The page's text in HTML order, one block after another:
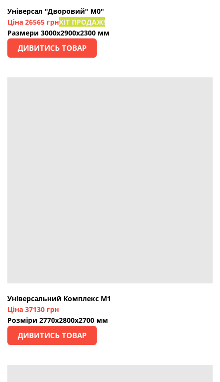
Універсал "Дворовий" М0"
Ціна 26565 грнХІТ ПРОДАЖ!
Размери 3000х2900х2300 мм
ДИВИТИСЬ ТОВАР
Універсальний Комплекс М1
Ціна 37130 грн
Розміри 2770х2800х2700 мм
ДИВИТИСЬ ТОВАР